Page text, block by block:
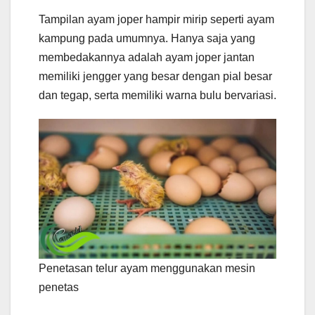
Tampilan ayam joper hampir mirip seperti ayam
kampung pada umumnya. Hanya saja yang
membedakannya adalah ayam joper jantan
memiliki jengger yang besar dengan pial besar
dan tegap, serta memiliki warna bulu bervariasi.
Penetasan telur ayam menggunakan mesin
penetas